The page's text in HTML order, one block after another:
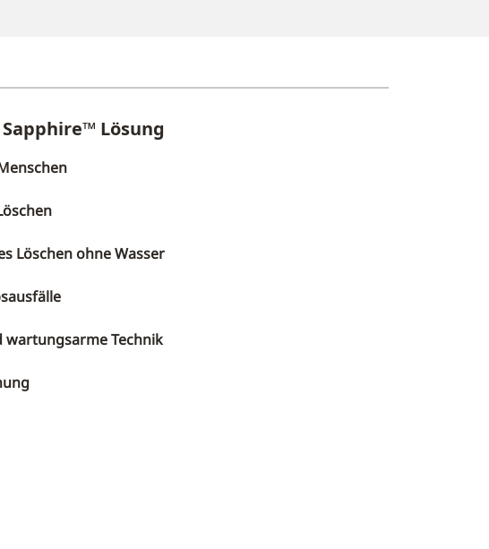
Lösung
Löschen ohne Wasser
wartungsarme Technik